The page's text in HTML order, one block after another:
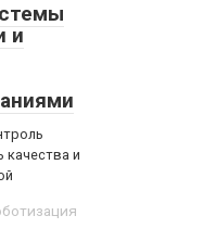
и
качества и